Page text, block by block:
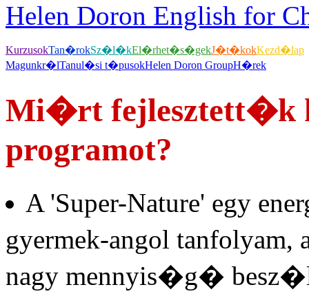
Helen Doron English for
KurzusokTan�rokSz�l�kEl�rhet�s�gekJ�t�kokKezd�lap
Magunkr�lTanul�si t�pusokHelen Doron GroupH�rek
Mi�rt fejlesztett�k
programot?
A 'Super-Nature' egy
gyermek-angol
nagy mennyis�g�